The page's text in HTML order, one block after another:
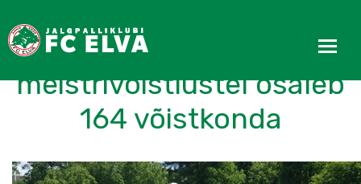
Eesti täiskasvanute
meistrivõistlustel osaleb
164 võistkonda